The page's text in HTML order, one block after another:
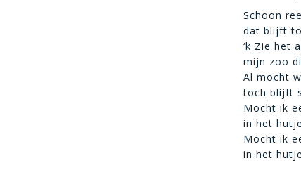
Schoon
dat blijft
‘k Zie het
mijn zoo
Al mocht
toch blijft
Mocht ik
in het
Mocht ik
in het